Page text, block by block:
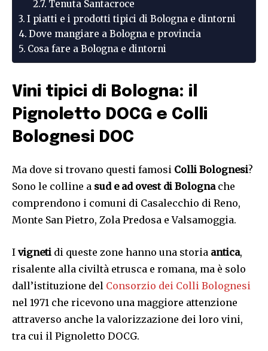
Tenuta Santacroce
I piatti e i prodotti tipici di Bologna e dintorni
Dove mangiare a Bologna e provincia
Cosa fare a Bologna e dintorni
Vini tipici di Bologna: il
Pignoletto DOCG e Colli
Bolognesi DOC
Ma dove si trovano questi famosi Colli Bolognesi?
Sono le colline a sud e ad ovest di Bologna che
comprendono i comuni di Casalecchio di Reno,
Monte San Pietro, Zola Predosa e Valsamoggia.
I vigneti di queste zone hanno una storia antica,
risalente alla civiltà etrusca e romana, ma è solo
dall’istituzione del Consorzio dei Colli Bolognesi
nel 1971 che ricevono una maggiore attenzione
attraverso anche la valorizzazione dei loro vini,
tra cui il Pignoletto DOCG.